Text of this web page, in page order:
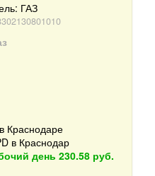
ГАЗ
Краснодаре
в Краснодар
день 230.58 руб.